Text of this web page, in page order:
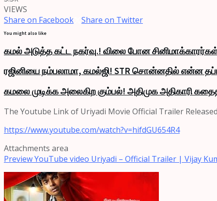
VIEWS
Share on Facebook
Share on Twitter
You might also like
கமல் அடுத்த கட்ட நகர்வு.! விலை போன
ரஜினியை நம்பலாமா, கமல்ஜி! STR சொன்னதில் என்ன
கமலை முடிக்க அலைகிற கும்பல்! அதிமுக அதிகாரி
The Youtube Link of Uriyadi Movie Official Trailer
https://www.youtube.com/watch?v=hifdGU654R4
Attachments area
Preview YouTube video Uriyadi – Official Trailer | Vijay